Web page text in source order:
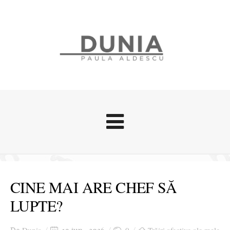
Stari afective
Zice Dunia
Cursuri povestite
CINE MAI ARE CHEF SĂ
LUPTE?